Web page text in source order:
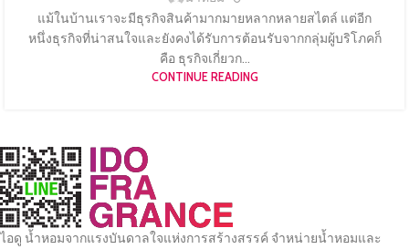
แม้ในบ้านเราจะมีธุรกิจสินค้ามากมายหลากหลายสไตล์ แต่อีก
หนึ่งธุรกิจที่น่าสนใจและยังคงได้รับการต้อนรับจากกลุ่มผู้บริโภคก็
คือ ธุรกิจเกี่ยวก...
CONTINUE READING
ไอดู น้ำหอมจากแรงบันดาลใจแห่งการสร้างสรรค์ จำหน่ายน้ำหอมและ